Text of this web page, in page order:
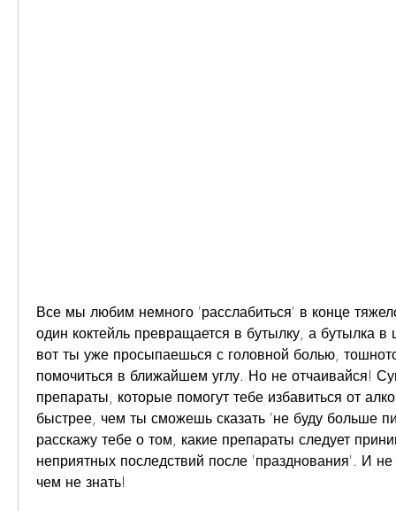
Все мы любим немного 'расслабиться' в конце
один коктейль превращается в бутылку, а бутылка
вот ты уже просыпаешься с головной болью,
помочиться в ближайшем углу. Но не отчаивайся!
препараты, которые помогут тебе избавиться от
быстрее, чем ты сможешь сказать 'не буду больше
расскажу тебе о том, какие препараты следует
неприятных последствий после 'празднования'. И не
чем не знать!